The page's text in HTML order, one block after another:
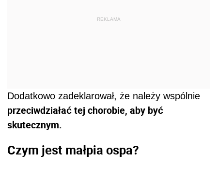
REKLAMA
Dodatkowo zadeklarował, że należy wspólnie
przeciwdziałać tej chorobie, aby być
skutecznym.
Czym jest małpia ospa?